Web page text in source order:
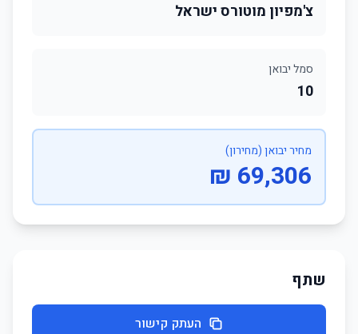
צ'מפיון מוטורס ישראל
סמל יבואן
10
מחיר יבואן (מחירון)
69,306 ₪
שתף
העתק קישור